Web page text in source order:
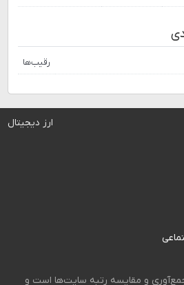
رقیب‌ها
ارز دیجیتال
و مقایسه رتبه سایت‌ها است و